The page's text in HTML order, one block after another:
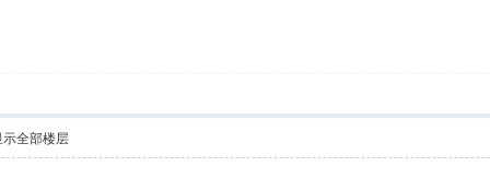
示全部楼层